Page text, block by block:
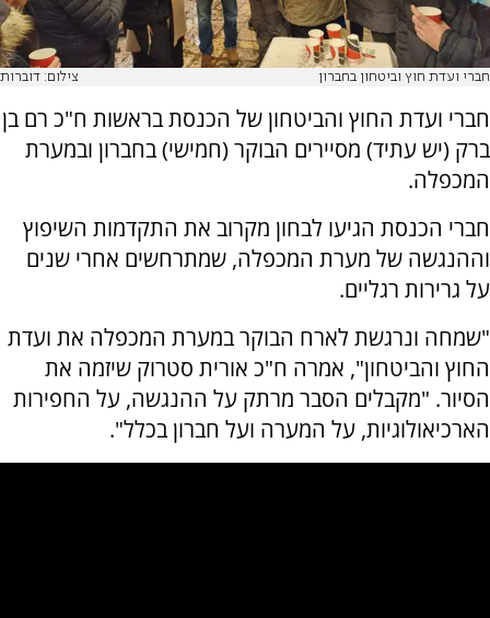
חברי ועדת חוץ וביטחון בחברון צילום: דוברות
חברי ועדת החוץ והביטחון של הכנסת בראשות ח"כ רם בן
ברק (יש עתיד) מסיירים הבוקר (חמישי) בחברון ובמערת
המכפלה.
חברי הכנסת הגיעו לבחון מקרוב את התקדמות השיפוץ
וההנגשה של מערת המכפלה, שמתרחשים אחרי שנים
על גרירות רגליים.
"‏שמחה ונרגשת לארח הבוקר במערת המכפלה את ועדת
החוץ והביטחון", אמרה ח"כ אורית סטרוק שיזמה את
הסיור. "מקבלים הסבר מרתק על ההנגשה, על החפירות
הארכיאולוגיות, על המערה ועל חברון בכלל".